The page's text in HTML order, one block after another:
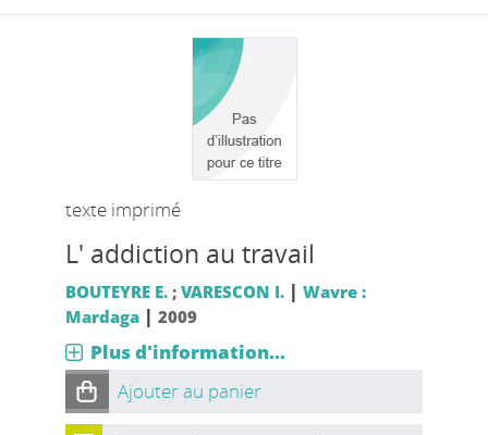
texte imprimé
L' addiction au travail
BOUTEYRE E.; VARESCON I. | Wavre :
Mardaga| 2009
Plus d'information...
Ajouter au panier